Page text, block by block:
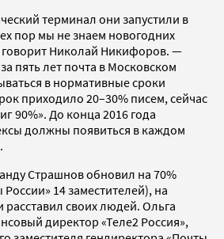
терминал они запустили в
пор мы не знаем новогодних
Николай Никифоров. —
пять лет почта в Московском
в нормативные сроки
приходило 20–30% писем, сейчас
90%». До конца 2016 года
должны появиться в каждом
Страшнов обновил на 70%
России» 14 заместителей), на
своих людей. Ольга
директор «Теле2 Россия»,